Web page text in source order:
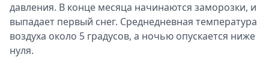
давления. В конце месяца начинаются заморозки, и
выпадает первый снег. Среднедневная температура
воздуха около 5 градусов, а ночью опускается ниже
нуля.